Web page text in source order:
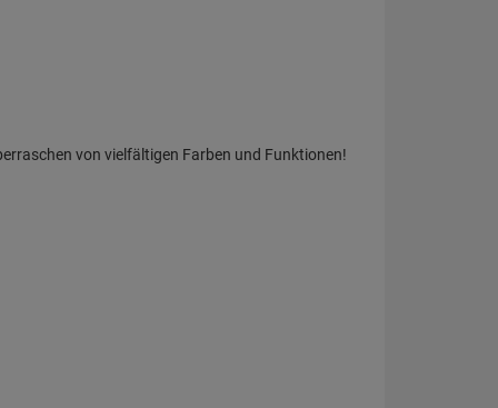
von vielfältigen Farben und Funktionen!